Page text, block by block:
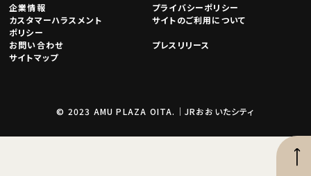
企業情報
プライバシーポリシー
カスタマーハラスメント
ポリシー
サイトのご利用について
お問い合わせ
プレスリリース
サイトマップ
© 2023 AMU PLAZA OITA.｜JRおおいたシティ